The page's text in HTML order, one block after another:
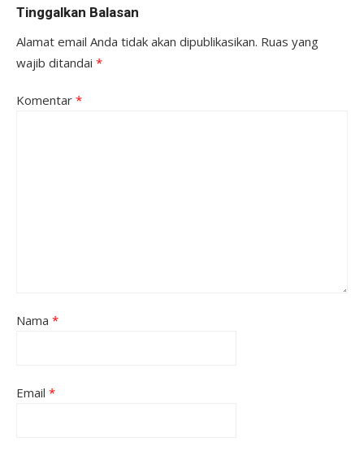
Tinggalkan Balasan
Alamat email Anda tidak akan dipublikasikan. Ruas yang
wajib ditandai *
Komentar *
Nama *
Email *